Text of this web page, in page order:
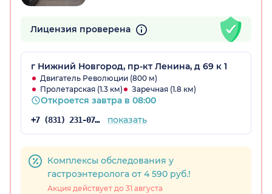
Лицензия проверена
г Нижний Новгород, пр-кт Ленина, д 69 к 1
Двигатель Революции (800 м)
Пролетарская (1.3 км)
Заречная (1.8 км)
Откроется завтра в 08:00
+7 (831) 231-07-43 показать
Комплексы обследования у
гастроэнтеролога от 4 590 руб.!
Акция действует до 31 августа